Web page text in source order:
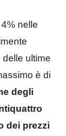
nelle
ultime
è di
degli
dei prezzi